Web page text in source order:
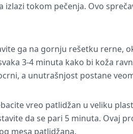
tokom pečenja. Ovo
ga na gornju rešetku rerne,
3-4 minuta kako bi koža
a unutrašnjost postane
vreo patlidžan u veliku
da se pari 5 minuta. Ovaj
mesa patlidžana.